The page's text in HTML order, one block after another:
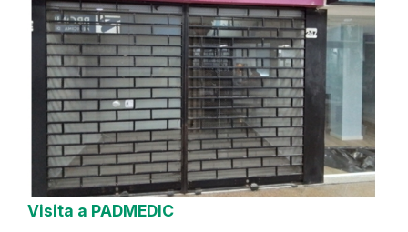
Visita a PADMEDIC